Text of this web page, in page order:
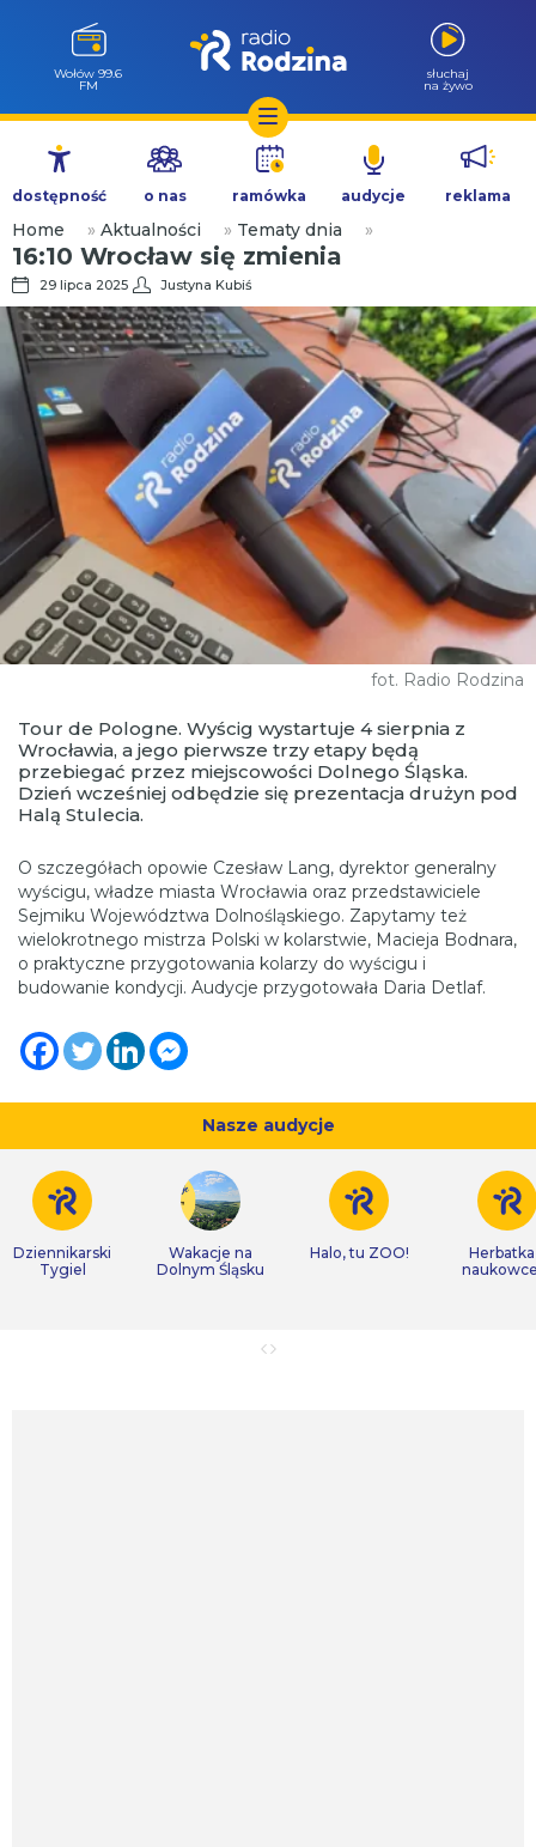
Przejdź
treści
Milicz 88.5
FM
słuchaj
na żywo
dostępność o nas ramówka audycje reklama
Home » Aktualności » Tematy dnia »
16:10 Wrocław się zmienia
29 lipca 2025 Justyna Kubiś
fot. Radio Rodzina
Tour de Pologne. Wyścig wystartuje 4 sierpnia z
Wrocławia, a jego pierwsze trzy etapy będą
przebiegać przez miejscowości Dolnego Śląska.
Dzień wcześniej odbędzie się prezentacja drużyn pod
Halą Stulecia.
O szczegółach opowie Czesław Lang, dyrektor generalny
wyścigu, władze miasta Wrocławia oraz przedstawiciele
Sejmiku Województwa Dolnośląskiego. Zapytamy też
wielokrotnego mistrza Polski w kolarstwie, Macieja Bodnara,
o praktyczne przygotowania kolarzy do wyścigu i
budowanie kondycji. Audycje przygotowała Daria Detlaf.
Nasze audycje
Dziennikarski
Tygiel
Wakacje na
Dolnym Śląsku
Halo, tu ZOO!